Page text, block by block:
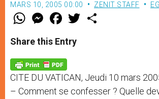
MARS 10, 2005 00:00 ZENIT STAFF
W
t
s
p
p
M
e
s
e
g
e
r
F
a
e
b
o
k
w
Share this Entry
CITE DU VATICAN, Jeudi 10 mars
– Comment se confesser ? Quelle